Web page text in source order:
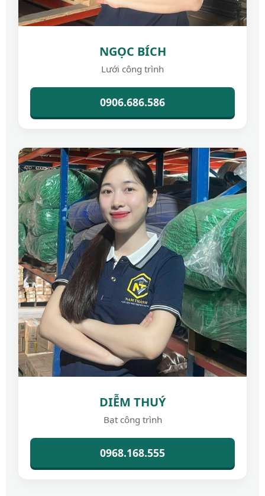
NGỌC BÍCH
Lưới công trình
0906.686.586
DIỄM THUÝ
Bạt công trình
0968.168.555